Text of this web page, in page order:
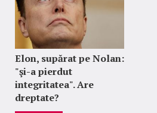
Elon, supărat pe Nolan:
"şi-a pierdut
integritatea". Are
dreptate?